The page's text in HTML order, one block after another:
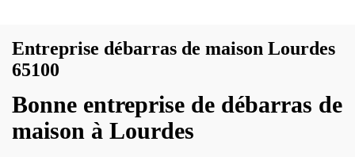
Entreprise débarras de maison Lourdes
65100
Bonne entreprise de débarras de
maison à Lourdes